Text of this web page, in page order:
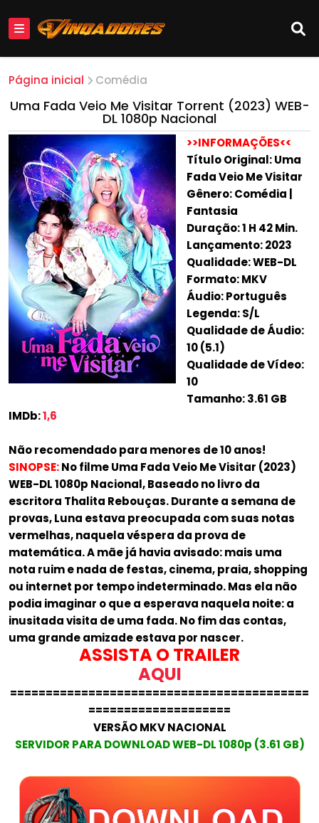
Página inicial Comédia
Uma Fada Veio Me Visitar Torrent (2023) WEB-
DL 1080p Nacional
>>INFORMAÇÕES<<
Título Original: Uma
Fada Veio Me Visitar
Gênero: Comédia |
Fantasia
Duração: 1 H 42 Min.
Lançamento: 2023
Qualidade: WEB-DL
Formato: MKV
Áudio: Português
Legenda: S/L
Qualidade de Áudio:
10 (5.1)
Qualidade de Vídeo:
10
Tamanho: 3.61 GB
IMDb:1,6
Não recomendado para menores de 10 anos!
SINOPSE:No filme Uma Fada Veio Me Visitar (2023)
WEB-DL 1080p Nacional, Baseado no livro da
escritora Thalita Rebouças. Durante a semana de
provas, Luna estava preocupada com suas notas
vermelhas, naquela véspera da prova de
matemática. A mãe já havia avisado: mais uma
nota ruim e nada de festas, cinema, praia, shopping
ou internet por tempo indeterminado. Mas ela não
podia imaginar o que a esperava naquela noite: a
inusitada visita de uma fada. No fim das contas,
uma grande amizade estava por nascer.
ASSISTA O TRAILER
AQUI
==========================================
====================
VERSÃO MKV NACIONAL
SERVIDOR PARA DOWNLOAD WEB-DL 1080p (3.61 GB)